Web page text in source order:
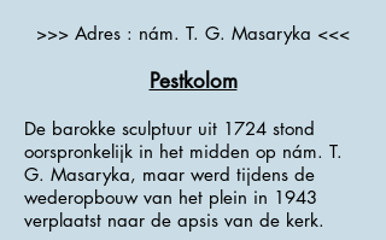
>>> Adres : nám. T. G. Masaryka <<<
Pestkolom
De barokke sculptuur uit 1724 stond
oorspronkelijk in het midden op nám. T.
G. Masaryka, maar werd tijdens de
wederopbouw van het plein in 1943
verplaatst naar de apsis van de kerk.